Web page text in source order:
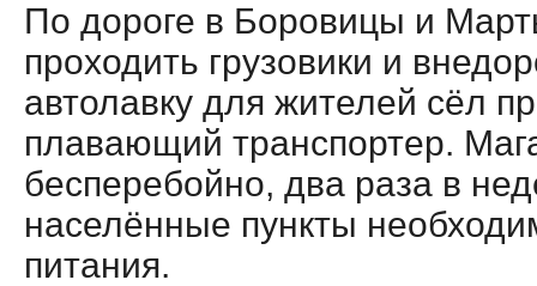
По дороге в Боровицы и
проходить грузовики и
автолавку для жителей сёл
плавающий транспортер.
бесперебойно, два раза в
населённые пункты
питания.